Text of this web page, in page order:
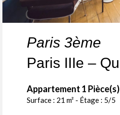
Paris 3ème
Appartement 1 Pièce(s)
Surface : 21 m² - Étage : 5/5